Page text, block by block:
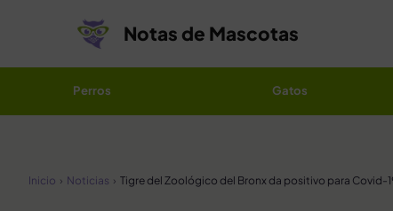
Notas de Mascotas
Perros Gatos
Inicio Noticias